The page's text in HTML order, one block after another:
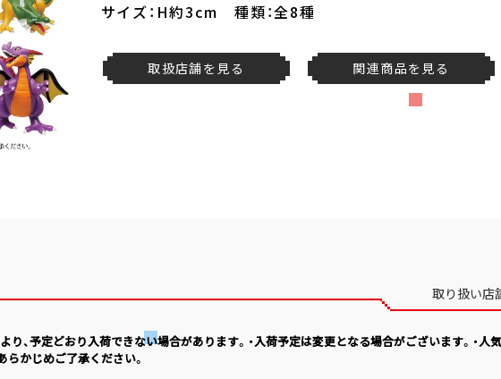
サイズ：H約3cm 種類：全8種
取扱店舗を見る 関連商品を見る
取り扱い店
り、予定どおり入荷できない場合があります。・入荷予定は変更となる場合がございます。・人
かじめご了承ください。